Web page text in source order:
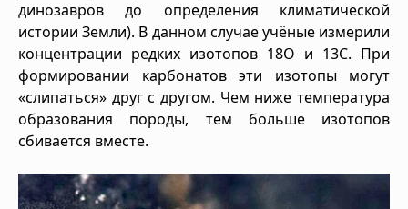
динозавров до определения климатической
истории Земли). В данном случае учёные измерили
концентрации редких изотопов 18O и 13C. При
формировании карбонатов эти изотопы могут
«слипаться» друг с другом. Чем ниже температура
образования породы, тем больше изотопов
сбивается вместе.